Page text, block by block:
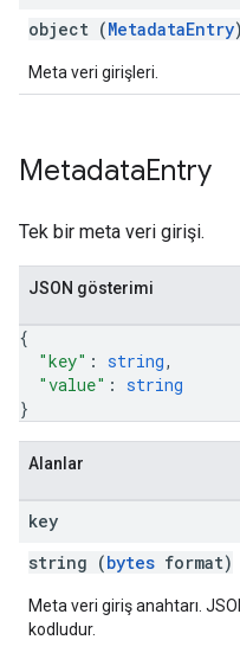
object (MetadataEntry)
Meta veri girişleri.
MetadataEntry
Tek bir meta veri girişi.
JSON gösterimi
{
"key" : string,
"value" : string
}
Alanlar
key
string (bytes format)
Meta veri giriş anahtarı.
kodludur.